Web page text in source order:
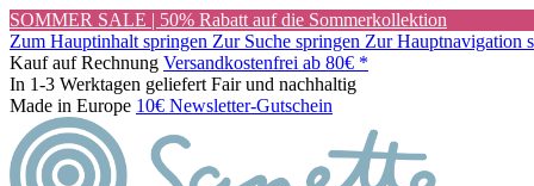
SOMMER SALE | 50% Rabatt auf die Sommerkollektion
Zum Hauptinhalt springen Zur Suche springen Zur Hauptnavigation
Kauf auf Rechnung Versandkostenfrei ab 80€ *
In 1-3 Werktagen geliefert Fair und nachhaltig
Made in Europe 10€ Newsletter-Gutschein